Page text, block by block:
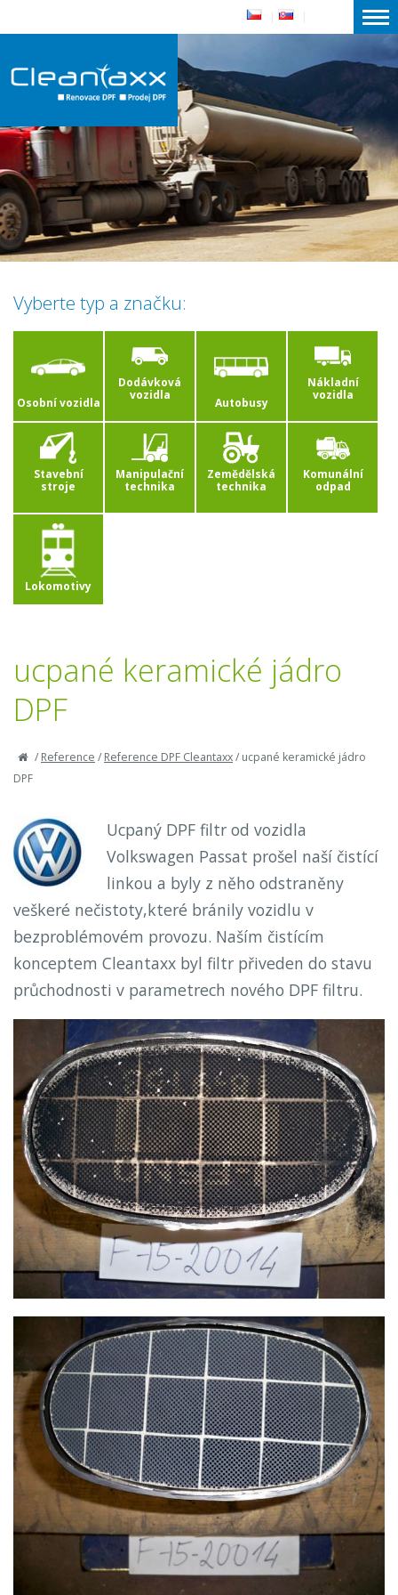
Vyberte typ a značku:
Osobní vozidla
Dodávková
vozidla
Autobusy
Nákladní
vozidla
Stavební
stroje
Manipulační
technika
Zemědělská
technika
Komunální
odpad
Lokomotivy
ucpané keramické jádro
DPF
/Reference /Reference DPF Cleantaxx/ucpané keramické jádro
DPF
Ucpaný DPF filtr od vozidla
Volkswagen Passat prošel naší čistící
linkou a byly z něho odstraněny
veškeré nečistoty,které bránily vozidlu v
bezproblémovém provozu. Naším čistícím
konceptem Cleantaxx byl filtr přiveden do stavu
průchodnosti v parametrech nového DPF filtru.